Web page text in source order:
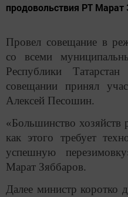
продовольствия РТ Марат
Провел совещание в
со всеми
Республики
совещании принял
Алексей Песошин.
«Большинство хозяйств
как этого требует
успешную
Марат Зяббаров.
Далее министр коротко